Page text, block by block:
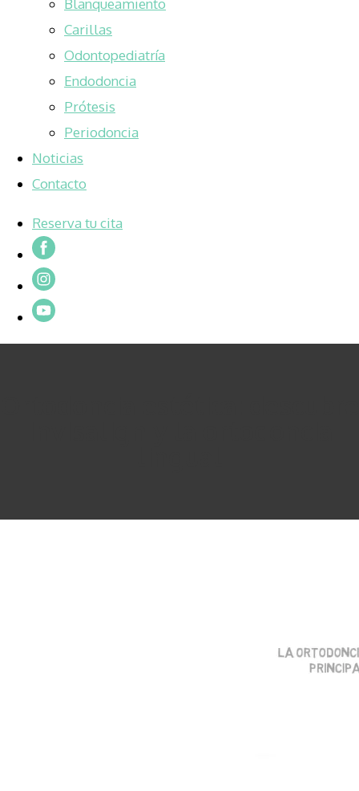
Blanqueamiento
Carillas
Odontopediatría
Endodoncia
Prótesis
Periodoncia
Noticias
Contacto
Reserva tu cita